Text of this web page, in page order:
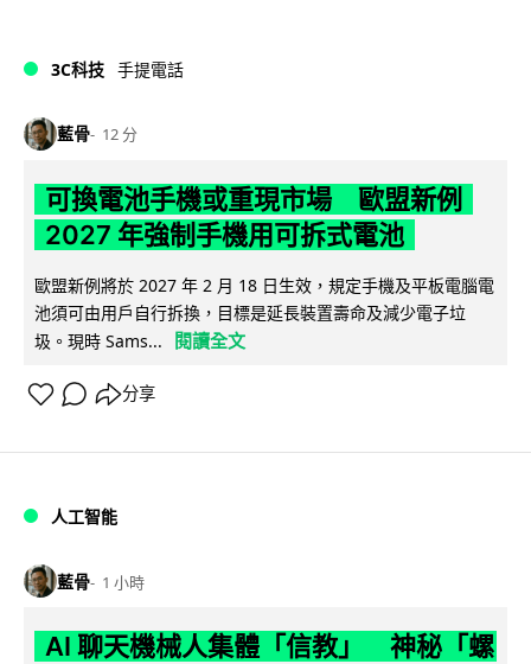
3C科技 手提電話
藍骨 12 分
可換電池手機或重現市場 歐盟新例
2027 年強制手機用可拆式電池
歐盟新例將於 2027 年 2 月 18 日生效，規定手機及平板電腦電
池須可由用戶自行拆換，目標是延長裝置壽命及減少電子垃
圾。現時 Sams...
閱讀全文
分享
人工智能
藍骨 1 小時
AI 聊天機械人集體「信教」 神秘「螺